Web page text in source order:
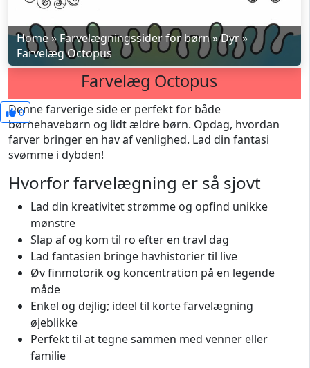
Home» Farvelægningssider for børn»Dyr»
Farvelæg Octopus
Farvelæg Octopus
0
Denne farverige side er perfekt for både
børnehavebørn og lidt ældre børn. Opdag, hvordan
farver bringer en hav af venlighed. Lad din fantasi
svømme i dybden!
Hvorfor farvelægning er så sjovt
Lad din kreativitet strømme og opfind unikke
mønstre
Slap af og kom til ro efter en travl dag
Lad fantasien bringe havhistorier til live
Øv finmotorik og koncentration på en legende
måde
Enkel og dejlig; ideel til korte farvelægning
øjeblikke
Perfekt til at tegne sammen med venner eller
familie